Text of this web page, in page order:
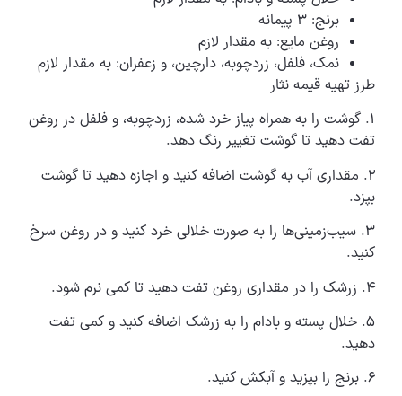
برنج: ۳ پیمانه
روغن مایع: به مقدار لازم
نمک، فلفل، زردچوبه، دارچین، و زعفران: به مقدار لازم
طرز تهیه قیمه نثار
۱. گوشت را به همراه پیاز خرد شده، زردچوبه، و فلفل در روغن
تفت دهید تا گوشت تغییر رنگ دهد.
۲. مقداری آب به گوشت اضافه کنید و اجازه دهید تا گوشت
بپزد.
۳. سیب‌زمینی‌ها را به صورت خلالی خرد کنید و در روغن سرخ
کنید.
۴. زرشک را در مقداری روغن تفت دهید تا کمی نرم شود.
۵. خلال پسته و بادام را به زرشک اضافه کنید و کمی تفت
دهید.
۶. برنج را بپزید و آبکش کنید.